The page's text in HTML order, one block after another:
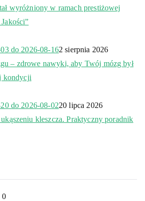
wyróżniony w ramach prestiżowej
do 2026-08-162 sierpnia 2026
– zdrowe nawyki, aby Twój mózg był
kondycji
do 2026-08-0220 lipca 2026
kleszcza. Praktyczny poradnik
0